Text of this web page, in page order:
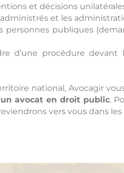
et décisions
et les
publiques
d’une procédure
national, Avocagir
un avocat en droit public.
vers vous dans les